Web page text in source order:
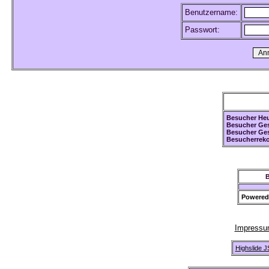
Benutzername:
Passwort:
Besucher
Besucher
Besucher
Highslide